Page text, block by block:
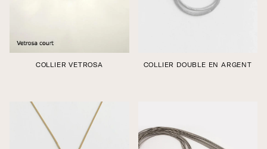
Édition boutique
COLLIER VETROSA COLLIER DOUBLE EN ARGENT